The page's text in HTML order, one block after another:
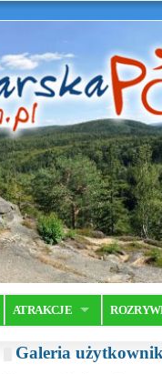
ATRAKCJE
Galeria